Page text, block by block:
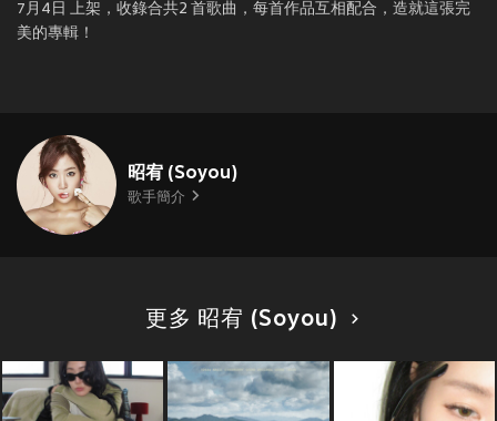
7月4日 上架，收錄合共2 首歌曲，每首作品互相配合，造就這張完
美的專輯！
昭宥 (Soyou)
歌手簡介
更多 昭宥 (Soyou)